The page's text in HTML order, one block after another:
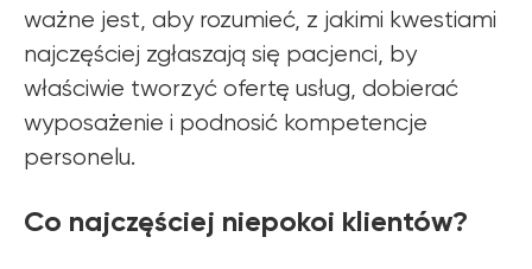
ważne jest, aby rozumieć, z jakimi kwestiami
najczęściej zgłaszają się pacjenci, by
właściwie tworzyć ofertę usług, dobierać
wyposażenie i podnosić kompetencje
personelu.
Co najczęściej niepokoi klientów?